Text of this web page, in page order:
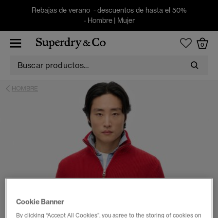
Rebajas de verano - descuentos de hasta el 50%
- Hombre| Mujer
0
HOMBRE
Cookie Banner
By clicking “Accept All Cookies”, you agree to the storing of cookies on